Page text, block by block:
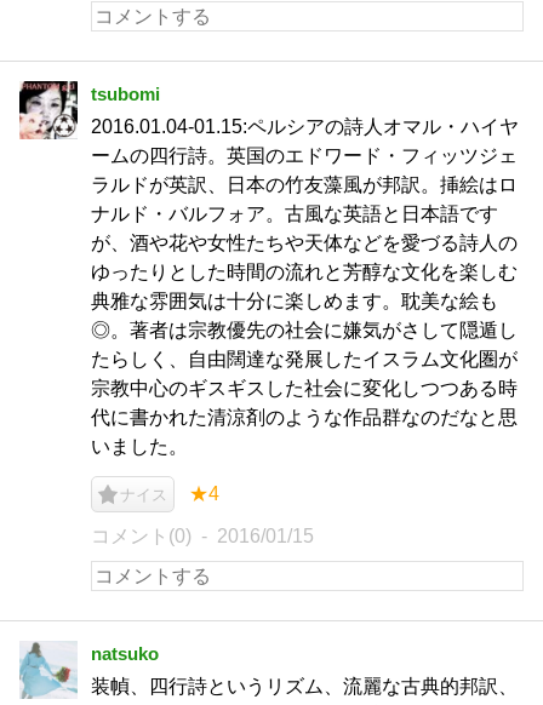
tsubomi
2016.01.04-01.15:ペルシアの詩人オマル・ハイヤ
ームの四行詩。英国のエドワード・フィッツジェ
ラルドが英訳、日本の竹友藻風が邦訳。挿絵はロ
ナルド・バルフォア。古風な英語と日本語です
が、酒や花や女性たちや天体などを愛づる詩人の
ゆったりとした時間の流れと芳醇な文化を楽しむ
典雅な雰囲気は十分に楽しめます。耽美な絵も
◎。著者は宗教優先の社会に嫌気がさして隠遁し
たらしく、自由闊達な発展したイスラム文化圏が
宗教中心のギスギスした社会に変化しつつある時
代に書かれた清涼剤のような作品群なのだなと思
いました。
ナイス ★4
コメント(0) 2016/01/15
natsuko
装幀、四行詩というリズム、流麗な古典的邦訳、